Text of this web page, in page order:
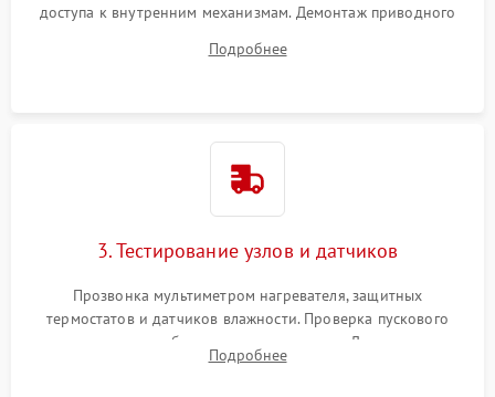
доступа к внутренним механизмам. Демонтаж приводного
Обеспечение свободного доступа к ТЭНу, компрессору,
Подробнее
3. Тестирование узлов и датчиков
Прозвонка мультиметром нагревателя, защитных
термостатов и датчиков влажности. Проверка пускового
конденсатора, обмоток мотора и помпы. Для машин с
тепловым насосом — диагностика работы компрессора и
Подробнее